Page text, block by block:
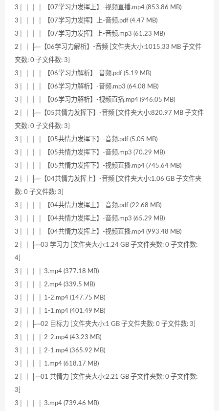
3│ │ │ │ 【07学习力发挥上】-视频直播.mp4 (853.86 MB)
3│ │ │ │ 【07学习力发挥】上-音频.pdf (4.47 MB)
3│ │ │ │ 【07学习力发挥】上-音频.mp3 (61.23 MB)
2│ │ ├─【06学习力解析】-音频 [文件夹大小:1015.33 MB 子文件
夹数: 0 子文件数: 3]
3│ │ │ │ 【06学习力解析】-音频.pdf (5.19 MB)
3│ │ │ │ 【06学习力解析】-音频.mp3 (64.08 MB)
3│ │ │ │ 【06学习力解析】-视频直播.mp4 (946.05 MB)
2│ │ ├─【05共情力发挥下】-音频 [文件夹大小:820.97 MB 子文件
夹数: 0 子文件数: 3]
3│ │ │ │ 【05共情力发挥下】-音频.pdf (5.05 MB)
3│ │ │ │ 【05共情力发挥下】-音频.mp3 (70.29 MB)
3│ │ │ │ 【05共情力发挥下】-视频直播.mp4 (745.64 MB)
2│ │ ├─【04共情力发挥上】-音频 [文件夹大小:1.06 GB 子文件夹
数: 0 子文件数: 3]
3│ │ │ │ 【04共情力发挥上】-音频.pdf (22.68 MB)
3│ │ │ │ 【04共情力发挥上】-音频.mp3 (65.29 MB)
3│ │ │ │ 【04共情力发挥上】-视频直播.mp4 (993.48 MB)
2│ │ ├─03 学习力 [文件夹大小:1.24 GB 子文件夹数: 0 子文件数:
4]
3│ │ │ │ 3.mp4 (377.18 MB)
3│ │ │ │ 2.mp4 (339.5 MB)
3│ │ │ │ 1-2.mp4 (147.75 MB)
3│ │ │ │ 1-1.mp4 (401.49 MB)
2│ │ ├─02 目标力 [文件夹大小:1 GB 子文件夹数: 0 子文件数: 3]
3│ │ │ │ 2-2.mp4 (43.23 MB)
3│ │ │ │ 2-1.mp4 (365.92 MB)
3│ │ │ │ 1.mp4 (618.17 MB)
2│ │ ├─01 共情力 [文件夹大小:2.21 GB 子文件夹数: 0 子文件数:
3]
3│ │ │ │ 3.mp4 (739.46 MB)